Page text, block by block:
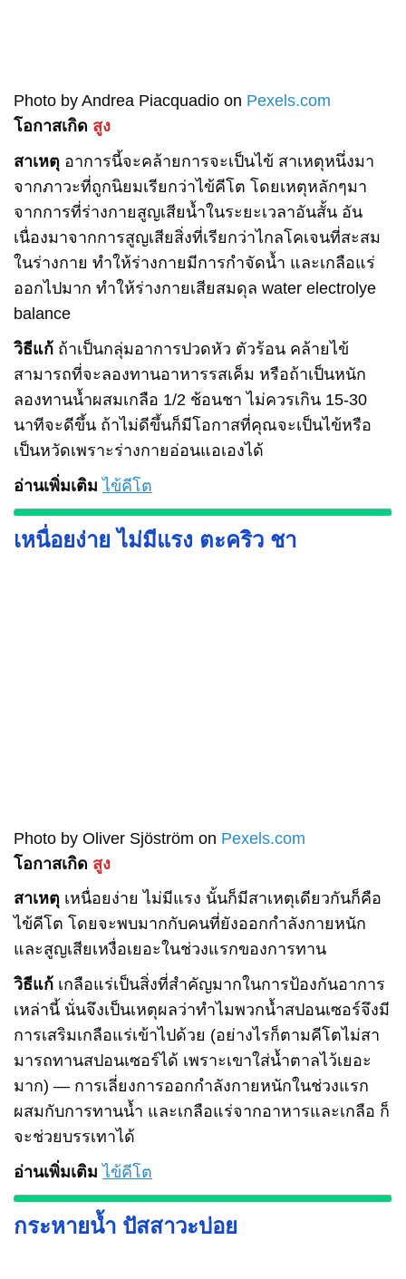
Photo by Andrea Piacquadio on Pexels.com
โอกาสเกิด สูง
สาเหตุ อาการนี้จะคล้ายการจะเป็นไข้ สาเหตุหนึ่งมา
จากภาวะที่ถูกนิยมเรียกว่าไข้คีโต โดยเหตุหลักๆมา
จากการที่ร่างกายสูญเสียน้ำในระยะเวลาอันสั้น อัน
เนื่องมาจากการสูญเสียสิ่งที่เรียกว่าไกลโคเจนที่สะสม
ในร่างกาย ทำให้ร่างกายมีการกำจัดน้ำ และเกลือแร่
ออกไปมาก ทำให้ร่างกายเสียสมดุล water electrolye
balance
วิธีแก้ ถ้าเป็นกลุ่มอาการปวดหัว ตัวร้อน คล้ายไข้
สามารถที่จะลองทานอาหารรสเค็ม หรือถ้าเป็นหนัก
ลองทานน้ำผสมเกลือ 1/2 ช้อนชา ไม่ควรเกิน 15-30
นาทีจะดีขึ้น ถ้าไม่ดีขึ้นก็มีโอกาสที่คุณจะเป็นไข้หรือ
เป็นหวัดเพราะร่างกายอ่อนแอเองได้
อ่านเพิ่มเติม ไข้คีโต
เหนื่อยง่าย ไม่มีแรง ตะคริว ชา
Photo by Oliver Sjöström on Pexels.com
โอกาสเกิด สูง
สาเหตุ เหนื่อยง่าย ไม่มีแรง นั้นก็มีสาเหตุเดียวกันก็คือ
ไข้คีโต โดยจะพบมากกับคนที่ยังออกกำลังกายหนัก
และสูญเสียเหงื่อเยอะในช่วงแรกของการทาน
วิธีแก้ เกลือแร่เป็นสิ่งที่สำคัญมากในการป้องกันอาการ
เหล่านี้ นั่นจึงเป็นเหตุผลว่าทำไมพวกน้ำสปอนเซอร์จึงมี
การเสริมเกลือแร่เข้าไปด้วย (อย่างไรก็ตามคีโตไม่สา
มารถทานสปอนเซอร์ได้ เพราะเขาใส่น้ำตาลไว้เยอะ
มาก) — การเลี่ยงการออกกำลังกายหนักในช่วงแรก
ผสมกับการทานน้ำ และเกลือแร่จากอาหารและเกลือ ก็
จะช่วยบรรเทาได้
อ่านเพิ่มเติม ไข้คีโต
กระหายน้ำ ปัสสาวะบ่อย